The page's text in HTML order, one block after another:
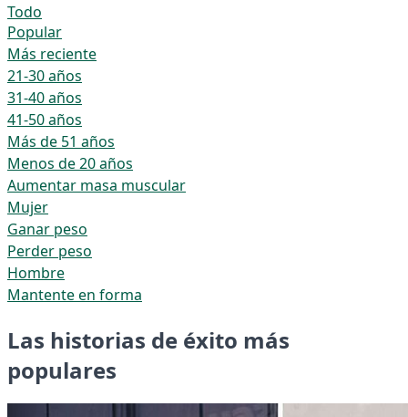
Todo
Popular
Más reciente
21-30 años
31-40 años
41-50 años
Más de 51 años
Menos de 20 años
Aumentar masa muscular
Mujer
Ganar peso
Perder peso
Hombre
Mantente en forma
Las historias de éxito más
populares